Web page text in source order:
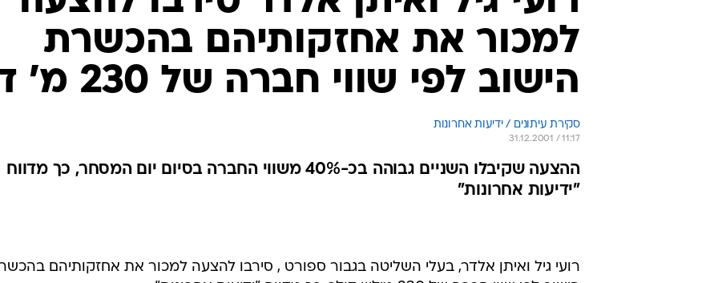
למכור את אחזקותיהם בהכשרת
הישוב לפי שווי חברה של 230 מ' ד'
סקירת עיתונים / ידיעות אחרונות
31.12.2001 / 11:17
ההצעה שקיבלו השניים גבוהה בכ-40% משווי החברה בסיום יום המסחר, כך מדווח
"ידיעות אחרונות"
רועי גיל ואיתן אלדר, בעלי השליטה בגבור ספורט , סירבו להצעה למכור את אחזקותיהם